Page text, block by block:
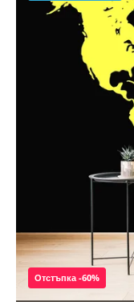
Отстъпка -60%